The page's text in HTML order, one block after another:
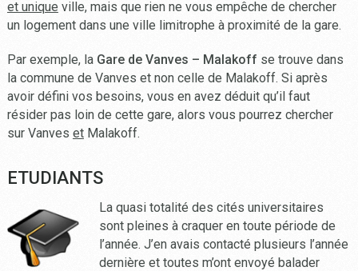
et uniqueville, mais que rien ne vous empêche de chercher
un logement dans une ville limitrophe à proximité de la gare.
Par exemple, la Gare de Vanves – Malakoff se trouve dans
la commune de Vanves et non celle de Malakoff. Si après
avoir défini vos besoins, vous en avez déduit qu’il faut
résider pas loin de cette gare, alors vous pourrez chercher
sur Vanves etMalakoff.
ETUDIANTS
La quasi totalité des cités universitaires
sont pleines à craquer en toute période de
l’année. J’en avais contacté plusieurs l’année
dernière et toutes m’ont envoyé balader